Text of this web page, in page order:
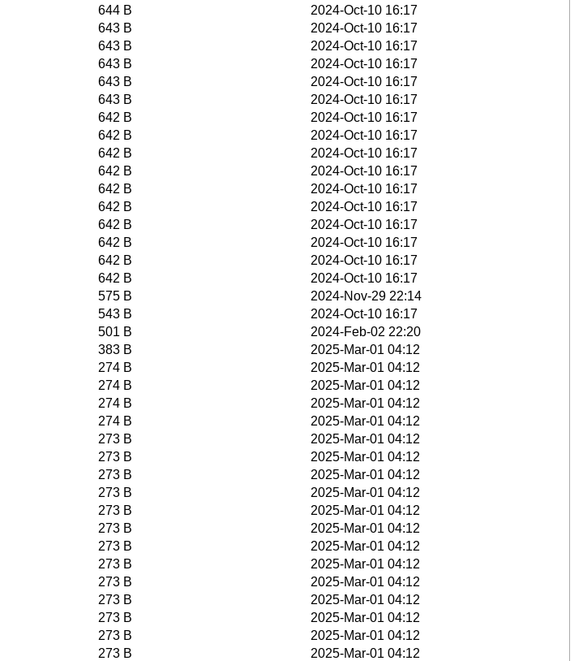
644 B
2024-Oct-10 16:17
643 B
2024-Oct-10 16:17
643 B
2024-Oct-10 16:17
643 B
2024-Oct-10 16:17
643 B
2024-Oct-10 16:17
643 B
2024-Oct-10 16:17
642 B
2024-Oct-10 16:17
642 B
2024-Oct-10 16:17
642 B
2024-Oct-10 16:17
642 B
2024-Oct-10 16:17
642 B
2024-Oct-10 16:17
642 B
2024-Oct-10 16:17
642 B
2024-Oct-10 16:17
642 B
2024-Oct-10 16:17
642 B
2024-Oct-10 16:17
642 B
2024-Oct-10 16:17
575 B
2024-Nov-29 22:14
543 B
2024-Oct-10 16:17
501 B
2024-Feb-02 22:20
383 B
2025-Mar-01 04:12
274 B
2025-Mar-01 04:12
274 B
2025-Mar-01 04:12
274 B
2025-Mar-01 04:12
274 B
2025-Mar-01 04:12
273 B
2025-Mar-01 04:12
273 B
2025-Mar-01 04:12
273 B
2025-Mar-01 04:12
273 B
2025-Mar-01 04:12
273 B
2025-Mar-01 04:12
273 B
2025-Mar-01 04:12
273 B
2025-Mar-01 04:12
273 B
2025-Mar-01 04:12
273 B
2025-Mar-01 04:12
273 B
2025-Mar-01 04:12
273 B
2025-Mar-01 04:12
273 B
2025-Mar-01 04:12
273 B
2025-Mar-01 04:12